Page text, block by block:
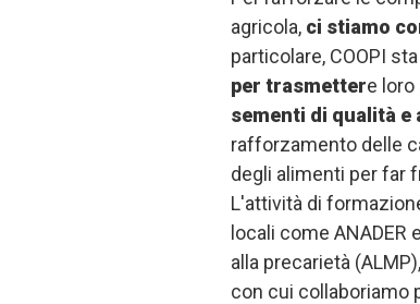
agricola, ci stiamo
particolare, COOPI
per trasmettere loro
sementi di qualità
rafforzamento delle
degli alimenti per far
L'attività di
locali come ANADER
alla precarietà
con cui collaboriamo